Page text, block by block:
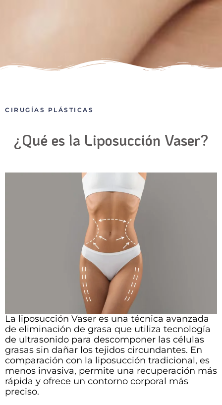
CIRUGÍAS PLÁSTICAS
¿Qué es la Liposucción Vaser?
La liposucción Vaser es una técnica avanzada
de eliminación de grasa que utiliza tecnología
de ultrasonido para descomponer las células
grasas sin dañar los tejidos circundantes. En
comparación con la liposucción tradicional, es
menos invasiva, permite una recuperación más
rápida y ofrece un contorno corporal más
preciso.